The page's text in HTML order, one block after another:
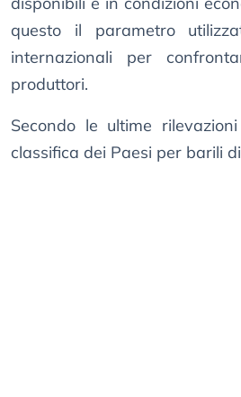
questo il parametro
internazionali per
produttori.
Secondo le ultime
classifica dei Paesi per barili